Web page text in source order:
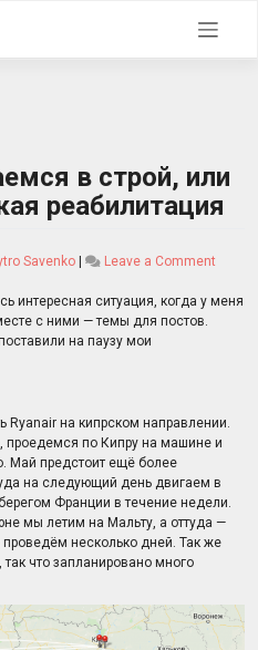
в строй, или
реабилитация
Savenko | Leave a Comment
интересная ситуация, когда у меня
с ними — темы для постов.
на паузу мои
Ryanair на кипрском направлении.
проедемся по Кипру на машине и
Май предстоит ещё более
на следующий день двигаем в
Франции в течение недели.
мы летим на Мальту, а оттуда —
несколько дней. Так же
что запланировано много